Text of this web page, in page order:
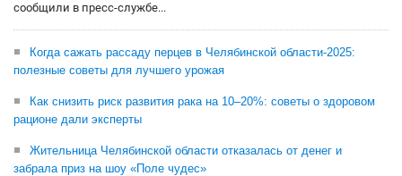
сообщили в пресс-службе...
Когда сажать рассаду перцев в Челябинской области-2025:
полезные советы для лучшего урожая
Как снизить риск развития рака на 10–20%: советы о здоровом
рационе дали эксперты
Жительница Челябинской области отказалась от денег и
забрала приз на шоу «Поле чудес»